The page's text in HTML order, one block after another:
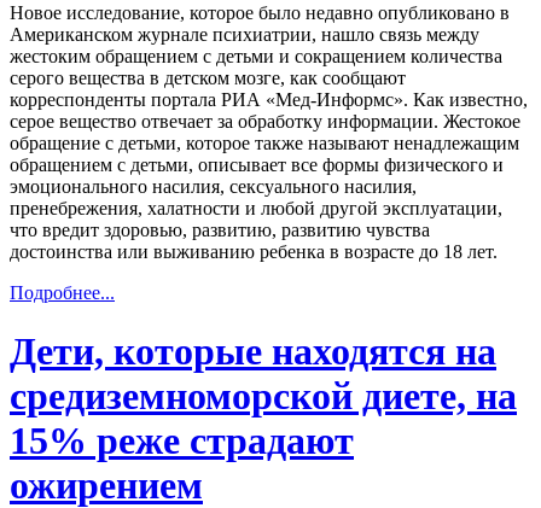
Новое исследование, которое было недавно опубликовано в
Американском журнале психиатрии, нашло связь между
жестоким обращением с детьми и сокращением количества
серого вещества в детском мозге, как сообщают
корреспонденты портала РИА «Мед-Информс». Как известно,
серое вещество отвечает за обработку информации. Жестокое
обращение с детьми, которое также называют ненадлежащим
обращением с детьми, описывает все формы физического и
эмоционального насилия, сексуального насилия,
пренебрежения, халатности и любой другой эксплуатации,
что вредит здоровью, развитию, развитию чувства
достоинства или выживанию ребенка в возрасте до 18 лет.
Подробнее...
Дети, которые находятся на
средиземноморской диете, на
15% реже страдают
ожирением